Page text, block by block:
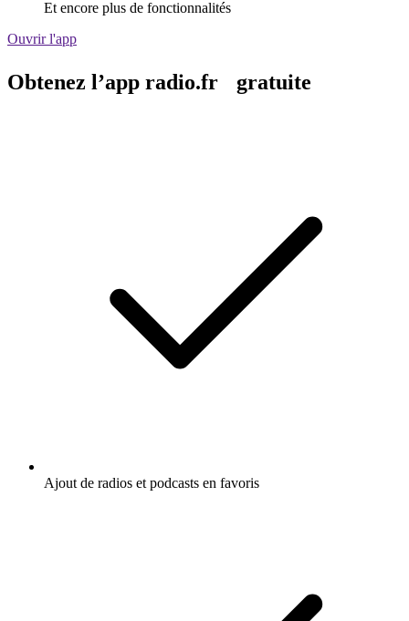
Et encore plus de fonctionnalités
Ouvrir l'app
Obtenez l’app radio.fr gratuite
Ajout de radios et podcasts en favoris